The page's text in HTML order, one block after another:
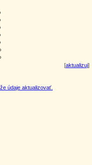
[aktualizuj]
údaje aktualizovať.